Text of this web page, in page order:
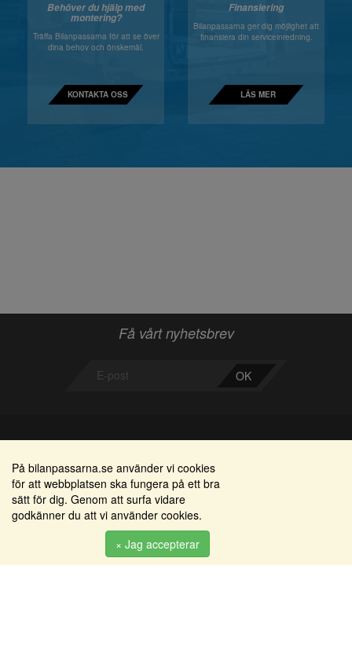
Behöver du hjälp med
montering?
Träffa Bilanpassarna för att se över
dina behov och önskemål.
KONTAKTA OSS
Finansiering
Bilanpassarna ger dig möjlighet att
finansiera din serviceinredning.
LÄS MER
Få vårt nyhetsbrev
OK
Bilanpassarna
Smedjegatan 22
352 46 Växjö
info@bilanpassarna.se
Områden
Alkomätare / alkolås
Elprodukter
Serviceinredningar
Tillbehörs artiklar
På bilanpassarna.se använder vi cookies
för att webbplatsen ska fungera på ett bra
sätt för dig. Genom att surfa vidare
godkänner du att vi använder cookies.
× Jag accepterar